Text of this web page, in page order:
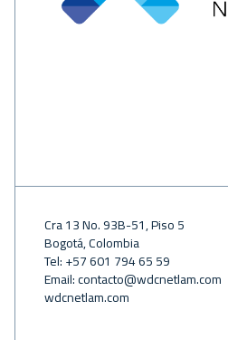
Cra 13 No. 93B-51, Piso 5
Bogotá, Colombia
Tel: +57 601 794 65 59
Email:contacto@wdcnetlam.com
wdcnetlam.com